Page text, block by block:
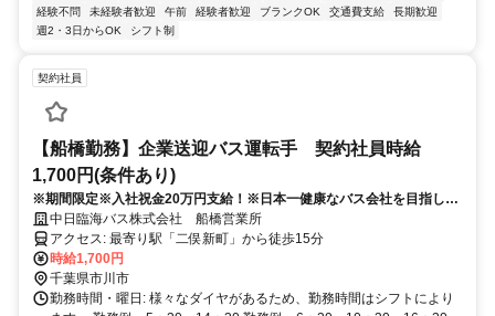
経験不問
未経験者歓迎 午前 経験者歓迎 ブランクOK 交通費支給
長期歓迎
週2・3日からOK
シフト制
契約社員
【船橋勤務】企業送迎バス運転手 契約社員時給
1,700円(条件あり)
※期間限定※入社祝金20万円支給！※日本一健康なバス会社を目指して
います！健康診断、脳ドッグ、頸動脈エコー検査を会社負担で受けられ
ます。現在業務拡大中につき、稼ぎたい方にはチャンスです！WEB面接
OK/乗車型会社説明会を毎月開催中です！北は東京、南は大阪の勤務地
から選択OK
中日臨海バス株式会社 船橋営業所
アクセス: 最寄り駅「二俣新町」から徒歩15分
時給1,700円
千葉県市川市
勤務時間・曜日: 様々なダイヤがあるため、勤務時間はシフトにより